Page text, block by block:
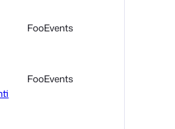
FooEvents
FooEvents